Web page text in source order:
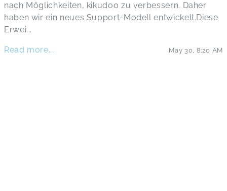
nach Möglichkeiten, kikudoo zu verbessern. Daher
haben wir ein neues Support-Modell entwickelt.Diese
Erwei...
Read more... May 30 8:20 AM